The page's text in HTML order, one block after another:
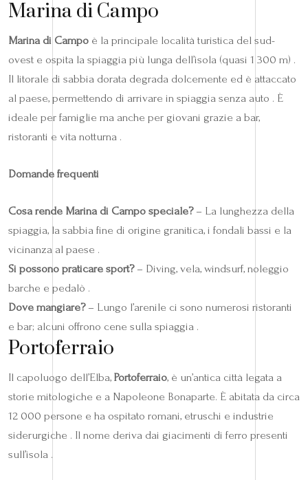
Marina di Campo
Marina di Campo è la principale località turistica del sud-
ovest e ospita la spiaggia più lunga dell’isola (quasi 1 300 m) .
Il litorale di sabbia dorata degrada dolcemente ed è attaccato
al paese, permettendo di arrivare in spiaggia senza auto . È
ideale per famiglie ma anche per giovani grazie a bar,
ristoranti e vita notturna .
Domande frequenti
Cosa rende Marina di Campo speciale?– La lunghezza della
spiaggia, la sabbia fine di origine granitica, i fondali bassi e la
vicinanza al paese .
Si possono praticare sport?– Diving, vela, windsurf, noleggio
barche e pedalò .
Dove mangiare?– Lungo l’arenile ci sono numerosi ristoranti
e bar; alcuni offrono cene sulla spiaggia .
Portoferraio
Il capoluogo dell’Elba, Portoferraio, è un’antica città legata a
storie mitologiche e a Napoleone Bonaparte. È abitata da circa
12 000 persone e ha ospitato romani, etruschi e industrie
siderurgiche . Il nome deriva dai giacimenti di ferro presenti
sull’isola .